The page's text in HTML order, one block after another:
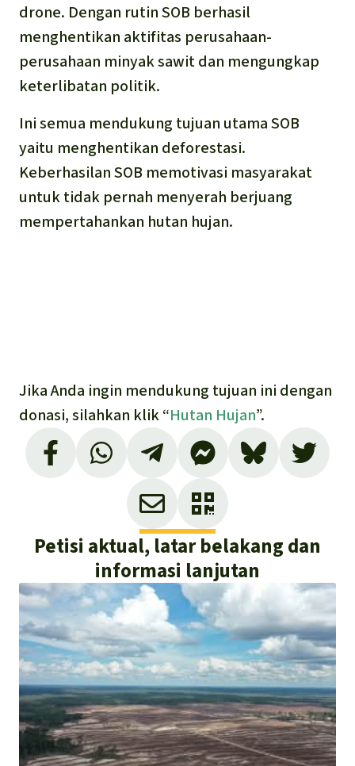
drone. Dengan rutin SOB berhasil
menghentikan aktifitas perusahaan-
perusahaan minyak sawit dan mengungkap
keterlibatan politik.
Ini semua mendukung tujuan utama SOB
yaitu menghentikan deforestasi.
Keberhasilan SOB memotivasi masyarakat
untuk tidak pernah menyerah berjuang
mempertahankan hutan hujan.
Jika Anda ingin mendukung tujuan ini dengan
donasi, silahkan klik “Hutan Hujan”.
Petisi aktual, latar belakang dan
informasi lanjutan